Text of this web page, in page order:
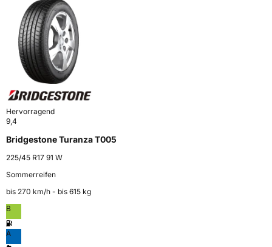
Hervorragend
9,4
Bridgestone Turanza T005
225/45 R17 91 W
Sommerreifen
bis 270 km⁠/⁠h - bis 615 kg
B
A